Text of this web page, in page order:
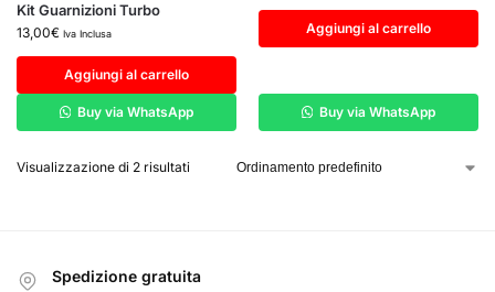
Kit Guarnizioni Turbo
13,00€ Iva Inclusa
Aggiungi al carrello
Buy via WhatsApp
Aggiungi al carrello
Buy via WhatsApp
Visualizzazione di 2 risultati
Spedizione gratuita